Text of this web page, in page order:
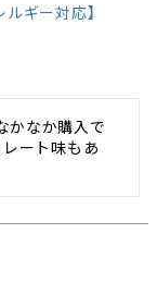
ギー対応】
かなか購入で
ート味もあ